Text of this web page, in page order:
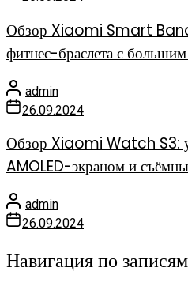
Обзор Xiaomi Smart
фитнес-браслета с
admin
26.09.2024
Обзор Xiaomi Watch S3:
AMOLED-экраном и
admin
26.09.2024
Навигация по записям